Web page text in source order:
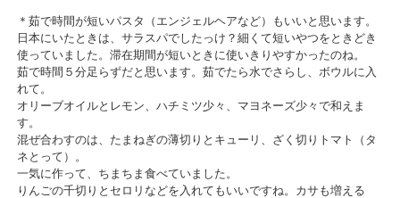
＊茹で時間が短いパスタ（エンジェルヘアなど）もいいと思います。
日本にいたときは、サラスパでしたっけ？細くて短いやつをときどき
使っていました。滞在期間が短いときに使いきりやすかったのね。
茹で時間５分足らずだと思います。茹でたら水でさらし、ボウルに入
れて。
オリーブオイルとレモン、ハチミツ少々、マヨネーズ少々で和えま
す。
混ぜ合わすのは、たまねぎの薄切りとキューリ、ざく切りトマト（タ
ネとって）。
一気に作って、ちまちま食べていました。
りんごの千切りとセロリなどを入れてもいいですね。カサも増える